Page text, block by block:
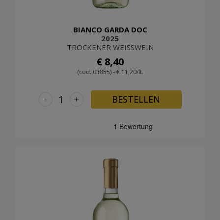
BIANCO GARDA DOC
2025
TROCKENER WEISSWEIN
€ 8,40
(cod. 03855) - € 11,20/lt.
+
- BESTELLEN